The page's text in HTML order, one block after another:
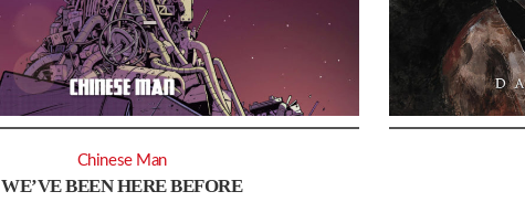
WE’VE BEEN HERE BEFORE
Chinese Man